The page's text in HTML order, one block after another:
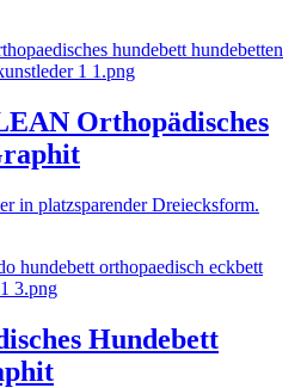
Orthopädisches
in platzsparender Dreiecksform.
Hundebett